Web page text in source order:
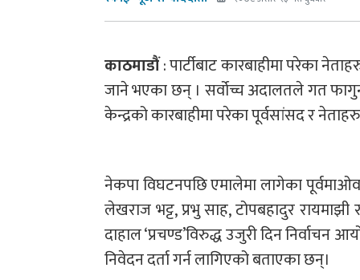
काठमाडौं: पार्टीबाट कारबाहीमा परेका
जाने भएका छन् । सर्वोच्च अदालतले गत
केन्द्रको कारबाहीमा परेका पूर्वसांसद र
नेकपा विघटनपछि एमालेमा लागेका
लेखराज भट्ट, प्रभु साह, टोपबहादुर
दाहाल ‘प्रचण्ड’विरुद्ध उजुरी दिन निर्वाचन
निवेदन दर्ता गर्न लागिएको बताएका छन्।